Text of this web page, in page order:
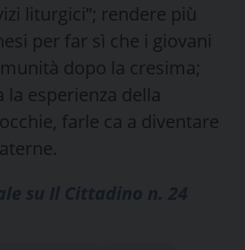
liturgici”; rendere più
per far sì che i giovani
dopo la cresima;
la esperienza della
farle ca a diventare